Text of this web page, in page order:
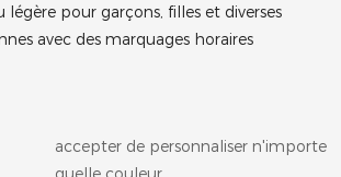
pour garçons, filles et diverses
avec des marquages horaires
accepter de personnaliser n'importe